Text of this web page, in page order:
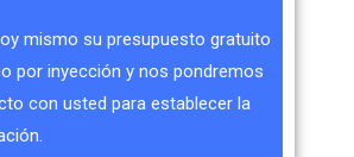
mismo su presupuesto gratuito
por inyección y nos pondremos
con usted para establecer la